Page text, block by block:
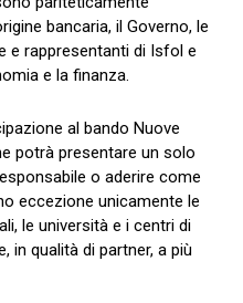
bancaria, il Governo, le
e rappresentanti di Isfol e
e la finanza.
al bando Nuove
potrà presentare un solo
o aderire come
eccezione unicamente le
le università e i centri di
in qualità di partner, a più